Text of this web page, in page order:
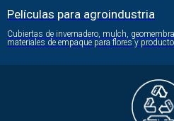
Películas para agroindustria
Cubiertas de invernadero, mulch,
materiales de empaque para flores y